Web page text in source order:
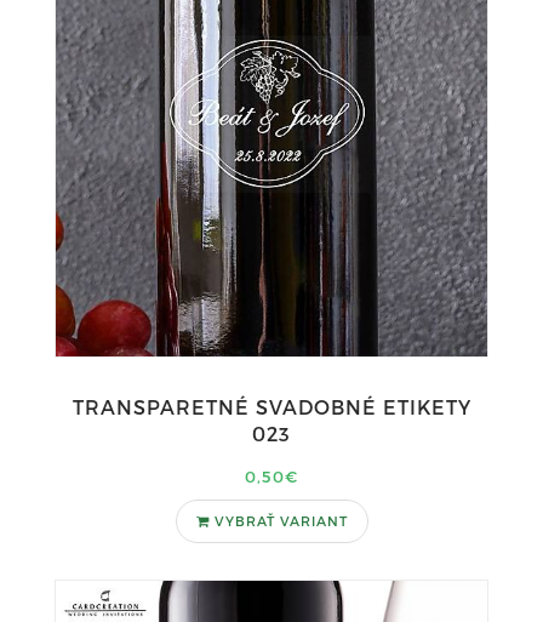
TRANSPARETNÉ SVADOBNÉ ETIKETY
023
0,50€
VYBRAŤ VARIANT